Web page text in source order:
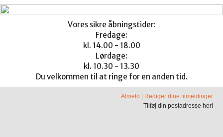
Vores sikre åbningstider:
Fredage:
kl. 14.00 - 18.00
Lørdage:
kl. 10.30 - 13.30
Du velkommen til at ringe for en anden tid.
Afmeld
Rediger dine tilmeldinger
Tilføj din postadresse her!